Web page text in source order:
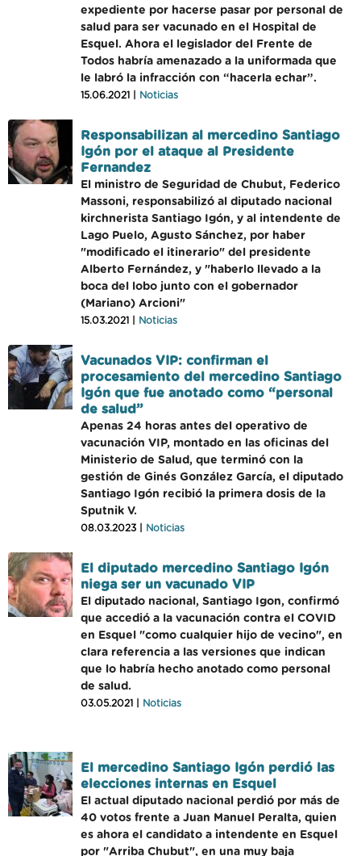
expediente por hacerse pasar por personal de
salud para ser vacunado en el Hospital de
Esquel. Ahora el legislador del Frente de
Todos habría amenazado a la uniformada que
le labró la infracción con “hacerla echar”.
15.06.2021 | Noticias
Responsabilizan al mercedino Santiago
Igón por el ataque al Presidente
Fernandez
El ministro de Seguridad de Chubut, Federico
Massoni, responsabilizó al diputado nacional
kirchnerista Santiago Igón, y al intendente de
Lago Puelo, Agusto Sánchez, por haber
"modificado el itinerario" del presidente
Alberto Fernández, y "haberlo llevado a la
boca del lobo junto con el gobernador
(Mariano) Arcioni"
15.03.2021 | Noticias
Vacunados VIP: confirman el
procesamiento del mercedino Santiago
Igón que fue anotado como “personal
de salud”
Apenas 24 horas antes del operativo de
vacunación VIP, montado en las oficinas del
Ministerio de Salud, que terminó con la
gestión de Ginés González García, el diputado
Santiago Igón recibió la primera dosis de la
Sputnik V.
08.03.2023 | Noticias
El diputado mercedino Santiago Igón
niega ser un vacunado VIP
El diputado nacional, Santiago Igon, confirmó
que accedió a la vacunación contra el COVID
en Esquel "como cualquier hijo de vecino", en
clara referencia a las versiones que indican
que lo habría hecho anotado como personal
de salud.
03.05.2021 | Noticias
El mercedino Santiago Igón perdió las
elecciones internas en Esquel
El actual diputado nacional perdió por más de
40 votos frente a Juan Manuel Peralta, quien
es ahora el candidato a intendente en Esquel
por "Arriba Chubut", en una muy baja